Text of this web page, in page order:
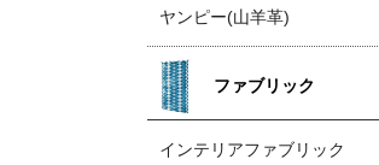
ヤンピー(山羊革)
ファブリック
インテリアファブリック